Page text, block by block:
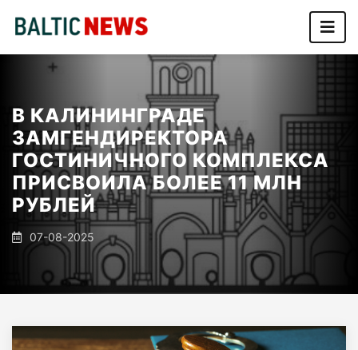
В КАЛИНИНГРАДЕ
ЗАМГЕНДИРЕКТОРА
ГОСТИНИЧНОГО КОМПЛЕКСА
ПРИСВОИЛА БОЛЕЕ 11 МЛН
РУБЛЕЙ
07-08-2025